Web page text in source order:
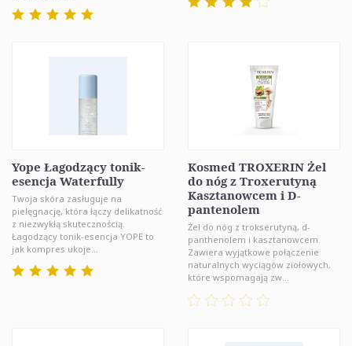
Yope Łagodzący tonik-
esencja Waterfully
Twoja skóra zasługuje na
pielęgnację, która łączy delikatność
z niezwykłą skutecznością.
Łagodzący tonik-esencja YOPE to
jak kompres ukoje...
Kosmed TROXERIN Żel
do nóg z Troxerutyną
Kasztanowcem i D-
pantenolem
Żel do nóg z trokserutyną, d-
panthenolem i kasztanowcem.
Zawiera wyjątkowe połączenie
naturalnych wyciągów ziołowych,
które wspomagają zw...